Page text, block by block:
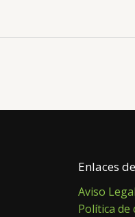
Enlaces
Aviso Legal
Política de